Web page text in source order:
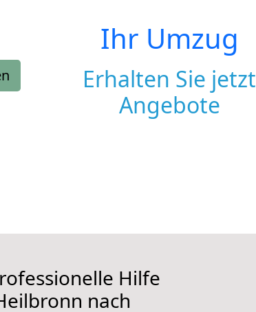
Ihr Umzug
Erhalten Sie jetzt
Angebote
Hilfe
nach